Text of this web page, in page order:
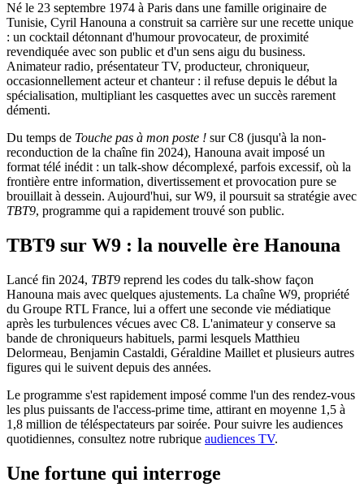
Né le 23 septembre 1974 à Paris dans une famille originaire de
Tunisie, Cyril Hanouna a construit sa carrière sur une recette unique
: un cocktail détonnant d'humour provocateur, de proximité
revendiquée avec son public et d'un sens aigu du business.
Animateur radio, présentateur TV, producteur, chroniqueur,
occasionnellement acteur et chanteur : il refuse depuis le début la
spécialisation, multipliant les casquettes avec un succès rarement
démenti.
Du temps de Touche pas à mon poste ! sur C8 (jusqu'à la non-
reconduction de la chaîne fin 2024), Hanouna avait imposé un
format télé inédit : un talk-show décomplexé, parfois excessif, où la
frontière entre information, divertissement et provocation pure se
brouillait à dessein. Aujourd'hui, sur W9, il poursuit sa stratégie avec
TBT9, programme qui a rapidement trouvé son public.
TBT9 sur W9 : la nouvelle ère Hanouna
Lancé fin 2024, TBT9 reprend les codes du talk-show façon
Hanouna mais avec quelques ajustements. La chaîne W9, propriété
du Groupe RTL France, lui a offert une seconde vie médiatique
après les turbulences vécues avec C8. L'animateur y conserve sa
bande de chroniqueurs habituels, parmi lesquels Matthieu
Delormeau, Benjamin Castaldi, Géraldine Maillet et plusieurs autres
figures qui le suivent depuis des années.
Le programme s'est rapidement imposé comme l'un des rendez-vous
les plus puissants de l'access-prime time, attirant en moyenne 1,5 à
1,8 million de téléspectateurs par soirée. Pour suivre les audiences
quotidiennes, consultez notre rubrique audiences TV.
Une fortune qui interroge